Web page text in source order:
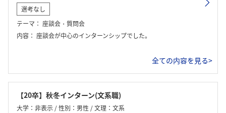
選考なし
テーマ： 座談会・質問会
内容： 座談会が中心のインターンシップでした。
全ての内容を見る>
【20卒】秋冬インターン(文系職)
大学：非表示 / 性別：男性 / 文理：文系